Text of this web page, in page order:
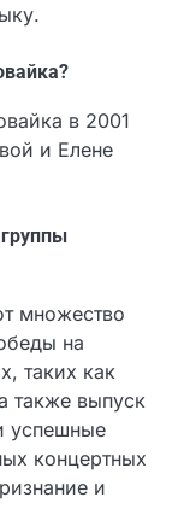
в 2001
и Елене
множество
на
таких как
также выпуск
успешные
концертных
и